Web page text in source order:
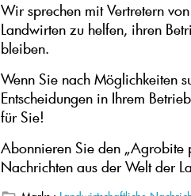
Wir sprechen mit Vertretern
Landwirten zu helfen, ihren
bleiben.
Wenn Sie nach Möglichkeiten
Entscheidungen in Ihrem
für Sie!
Abonnieren Sie den „Agrobite
Nachrichten aus der Welt der